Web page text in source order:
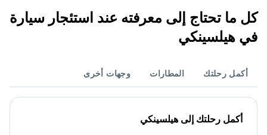
كل ما تحتاج إلى معرفته عند استئجار سيارة
في هيلسينكي
أكمل رحلتك المطارات وجهات أخرى
أكمل رحلتك إلى هيلسينكي